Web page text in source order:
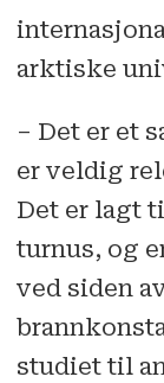
arktiske
– Det er et
er veldig
Det er lagt
turnus, og
ved siden
studiet til